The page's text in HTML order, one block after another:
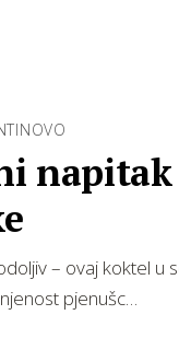
napitak
– ovaj koktel u
pjenušc…